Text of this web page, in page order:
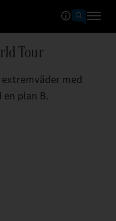
Tour
med
plan B.